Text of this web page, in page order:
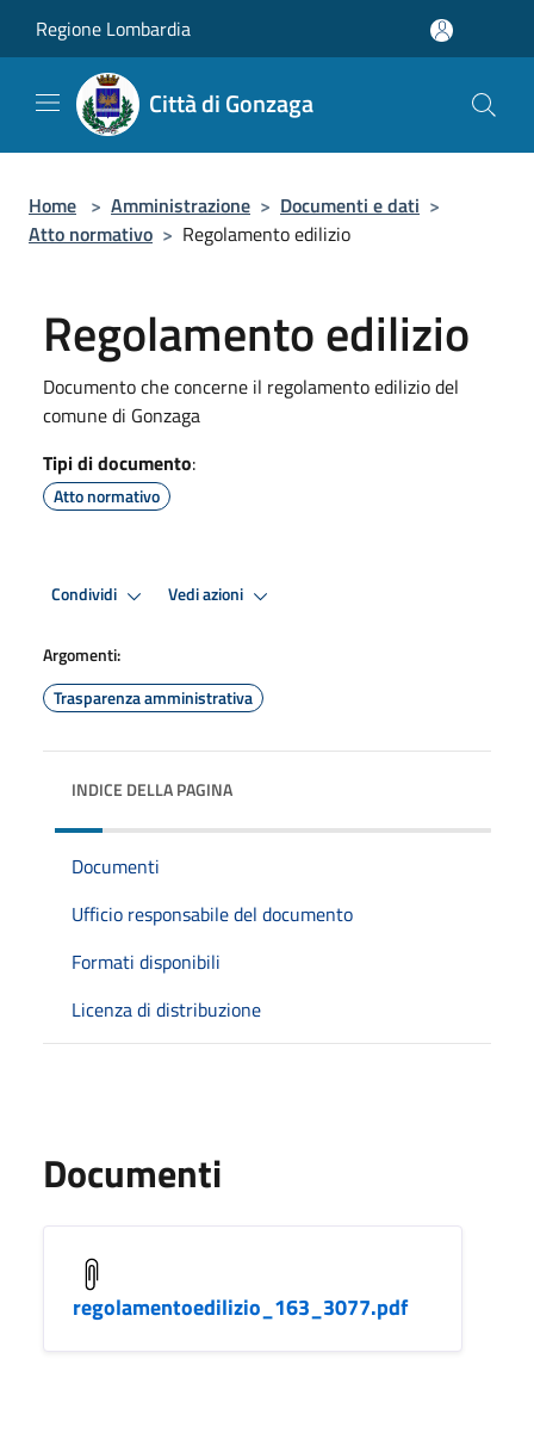
Regione Lombardia
Città di Gonzaga
Home > Amministrazione > Documenti e dati >
Atto normativo > Regolamento edilizio
Regolamento edilizio
Documento che concerne il regolamento edilizio del
comune di Gonzaga
Tipi di documento:
Atto normativo
Condividi Vedi azioni
Argomenti:
Trasparenza amministrativa
INDICE DELLA PAGINA
Documenti
Ufficio responsabile del documento
Formati disponibili
Licenza di distribuzione
Documenti
regolamentoedilizio_163_3077.pdf